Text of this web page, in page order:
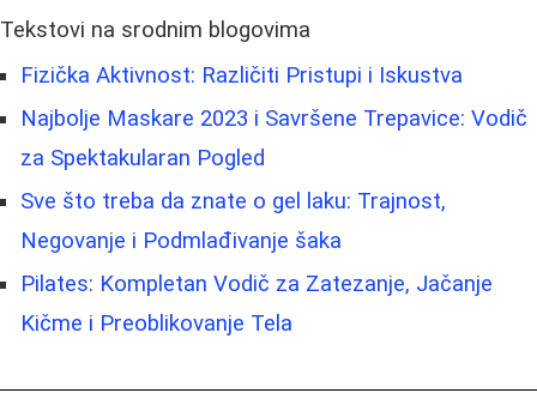
Tekstovi na srodnim blogovima
Fizička Aktivnost: Različiti Pristupi i Iskustva
Najbolje Maskare 2023 i Savršene Trepavice: Vodič
za Spektakularan Pogled
Sve što treba da znate o gel laku: Trajnost,
Negovanje i Podmlađivanje šaka
Pilates: Kompletan Vodič za Zatezanje, Jačanje
Kičme i Preoblikovanje Tela